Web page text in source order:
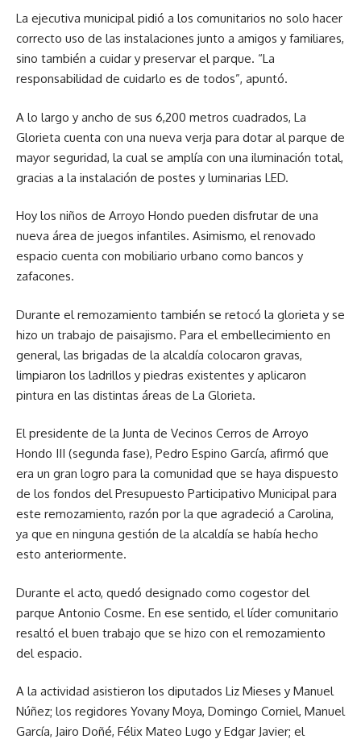
La ejecutiva municipal pidió a los comunitarios no solo hacer
correcto uso de las instalaciones junto a amigos y familiares,
sino también a cuidar y preservar el parque. “La
responsabilidad de cuidarlo es de todos”, apuntó.
A lo largo y ancho de sus 6,200 metros cuadrados, La
Glorieta cuenta con una nueva verja para dotar al parque de
mayor seguridad, la cual se amplía con una iluminación total,
gracias a la instalación de postes y luminarias LED.
Hoy los niños de Arroyo Hondo pueden disfrutar de una
nueva área de juegos infantiles. Asimismo, el renovado
espacio cuenta con mobiliario urbano como bancos y
zafacones.
Durante el remozamiento también se retocó la glorieta y se
hizo un trabajo de paisajismo. Para el embellecimiento en
general, las brigadas de la alcaldía colocaron gravas,
limpiaron los ladrillos y piedras existentes y aplicaron
pintura en las distintas áreas de La Glorieta.
El presidente de la Junta de Vecinos Cerros de Arroyo
Hondo III (segunda fase), Pedro Espino García, afirmó que
era un gran logro para la comunidad que se haya dispuesto
de los fondos del Presupuesto Participativo Municipal para
este remozamiento, razón por la que agradeció a Carolina,
ya que en ninguna gestión de la alcaldía se había hecho
esto anteriormente.
Durante el acto, quedó designado como cogestor del
parque Antonio Cosme. En ese sentido, el líder comunitario
resaltó el buen trabajo que se hizo con el remozamiento
del espacio.
A la actividad asistieron los diputados Liz Mieses y Manuel
Núñez; los regidores Yovany Moya, Domingo Corniel, Manuel
García, Jairo Doñé, Félix Mateo Lugo y Edgar Javier; el